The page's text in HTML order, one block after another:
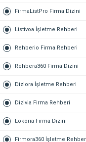
FirmaListPro Firma Dizini
Listivoa İşletme Rehberi
Rehberio Firma Rehberi
Rehbera360 Firma Dizini
Diziora İşletme Rehberi
Dizivia Firma Rehberi
Lokoria Firma Dizini
Firmora360 İşletme